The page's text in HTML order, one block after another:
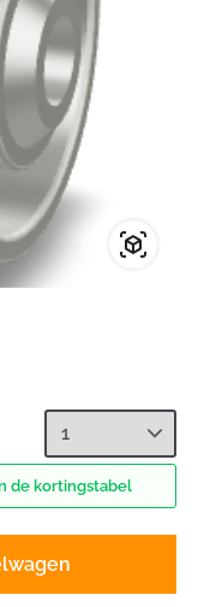
de kortingstabel